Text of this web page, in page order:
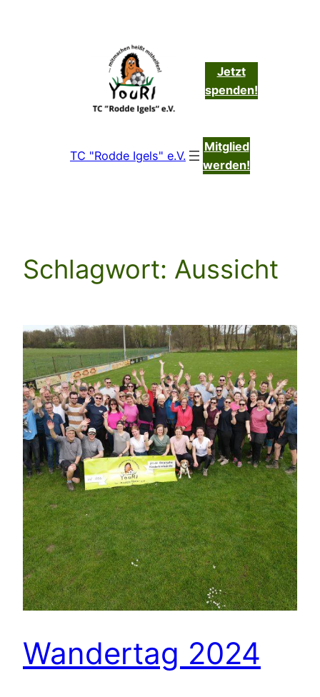
Jetzt
spenden!
TC "Rodde Igels" e.V.
Mitglied
werden!
Schlagwort: Aussicht
Wandertag 2024